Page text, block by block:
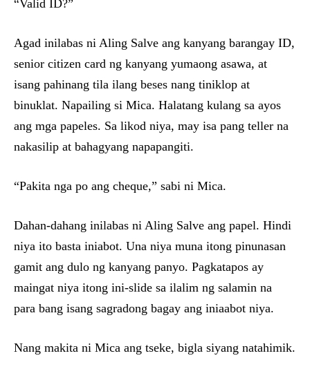
“Valid ID?”
Agad inilabas ni Aling Salve ang kanyang barangay ID,
senior citizen card ng kanyang yumaong asawa, at
isang pahinang tila ilang beses nang tiniklop at
binuklat. Napailing si Mica. Halatang kulang sa ayos
ang mga papeles. Sa likod niya, may isa pang teller na
nakasilip at bahagyang napapangiti.
“Pakita nga po ang cheque,” sabi ni Mica.
Dahan-dahang inilabas ni Aling Salve ang papel. Hindi
niya ito basta iniabot. Una niya muna itong pinunasan
gamit ang dulo ng kanyang panyo. Pagkatapos ay
maingat niya itong ini-slide sa ilalim ng salamin na
para bang isang sagradong bagay ang iniaabot niya.
Nang makita ni Mica ang tseke, bigla siyang natahimik.